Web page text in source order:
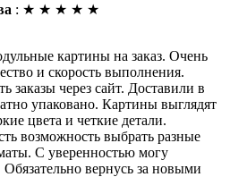
: ★ ★ ★ ★ ★
картины на заказ. Очень
и скорость выполнения.
заказы через сайт. Доставили в
упаковано. Картины выглядят
цвета и четкие детали.
возможность выбрать разные
С уверенностью могу
Обязательно вернусь за новыми